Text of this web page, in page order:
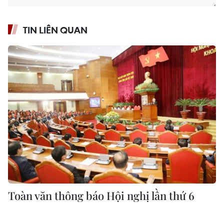
TIN LIÊN QUAN
Toàn văn thông báo Hội nghị lần thứ 6